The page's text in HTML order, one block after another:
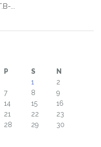
...
P S N
1
2
7 8
9
14 15
16
21 22
23
28 29
30